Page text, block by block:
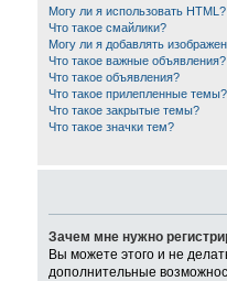
Могу ли я использовать HTML?
Что такое смайлики?
Могу ли я добавлять
Что такое важные объявления?
Что такое объявления?
Что такое прилепленные темы?
Что такое закрытые темы?
Что такое значки тем?
Зачем мне нужно
Вы можете этого и не
дополнительные